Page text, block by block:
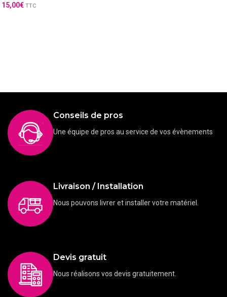
15,00€ TTC
Conseils de pros
Une équipe de pros au service de vos évènements
Livraison / Installation
Nous pouvons livrer et installer votre matériel.
Devis gratuit
Nous réalisons vos devis gratuitement.